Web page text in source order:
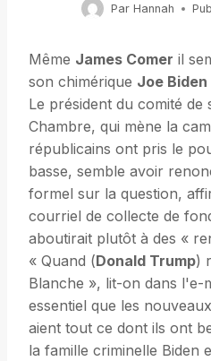
Par Hannah
Même James Comer il
son chimérique Joe Biden
Le président du comité de
Chambre, qui mène la
républicains ont pris le
basse, semble avoir
formel sur la question,
courriel de collecte de
aboutirait plutôt à des «
« Quand (Donald Trump)
Blanche », lit-on dans l'e-
essentiel que les
aient tout ce dont ils ont
la famille criminelle Biden